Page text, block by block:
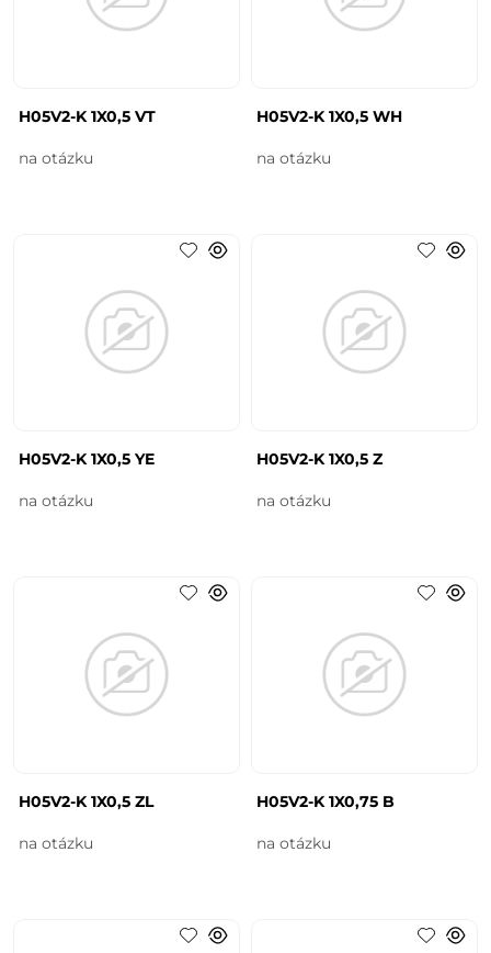
H05V2-K 1X0,5 VT
na otázku
H05V2-K 1X0,5 WH
na otázku
H05V2-K 1X0,5 YE
na otázku
H05V2-K 1X0,5 Z
na otázku
H05V2-K 1X0,5 ZL
na otázku
H05V2-K 1X0,75 B
na otázku